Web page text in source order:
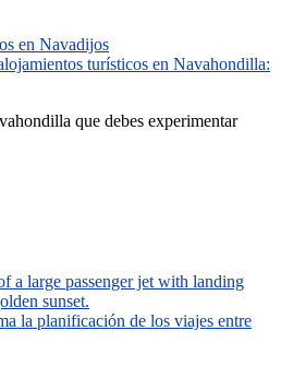
turísticos en Navahondilla:
que debes experimentar
la planificación de los viajes entre